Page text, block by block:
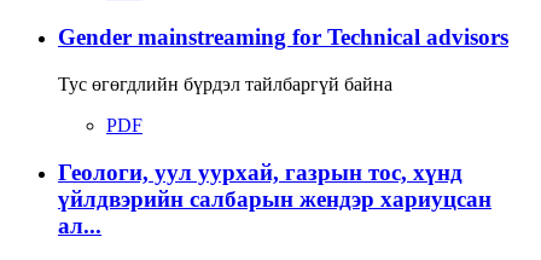
Gender mainstreaming for Technical advisors
Тус өгөгдлийн бүрдэл тайлбаргүй байна
PDF
Геологи, уул уурхай, газрын тос, хүнд
үйлдвэрийн салбарын жендэр хариуцсан
ал...